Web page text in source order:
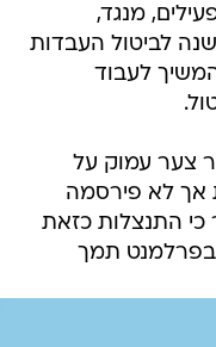
לעבוד
צער עמוק על
התנצלות כזאת
תמך